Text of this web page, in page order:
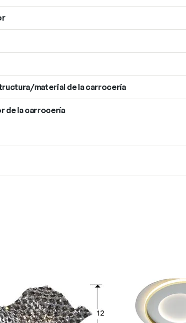
material de la carrocería
de la carrocería